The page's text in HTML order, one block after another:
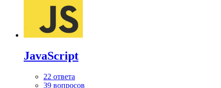
JavaScript
22 ответа
39 вопросов